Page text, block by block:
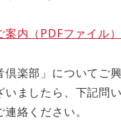
内（PDFファイル）
倶楽部」についてご
いましたら、下記問
絡ください。